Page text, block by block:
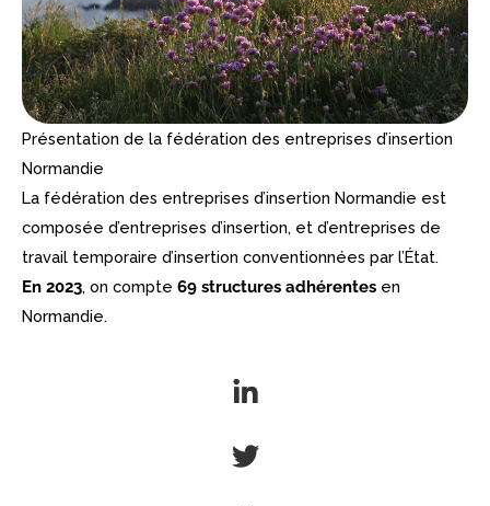
Présentation de la fédération des entreprises d’insertion
Normandie
La fédération des entreprises d’insertion Normandie est
composée d’entreprises d’insertion, et d’entreprises de
travail temporaire d’insertion conventionnées par l’État.
En 2023, on compte 69 structures adhérentes en
Normandie.